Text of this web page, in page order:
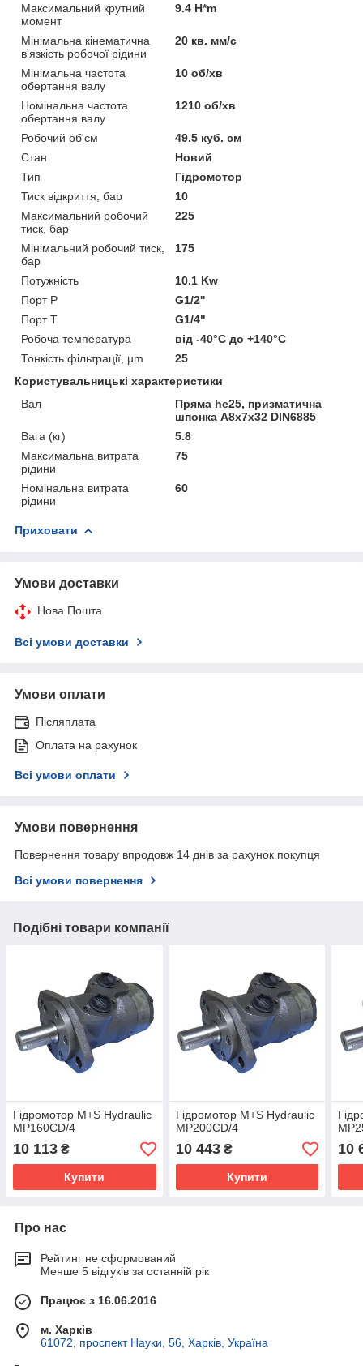
Максимальний крутний
момент
9.4 H*m
Мінімальна кінематична
в'язкість робочої рідини
20 кв. мм/с
Мінімальна частота
обертання валу
10 об/хв
Номінальна частота
обертання валу
1210 об/хв
Робочий об'єм
49.5 куб. см
Стан
Новий
Тип
Гідромотор
Тиск відкриття, бар
10
Максимальний робочий
тиск, бар
225
Мінімальний робочий тиск,
бар
175
Потужність
10.1 Kw
Порт P
G1/2''
Порт T
G1/4"
Робоча температура
від -40°С до +140°С
Тонкість фільтрації, µm
25
Користувальницькі характеристики
Вал
Пряма he25, призматична
шпонка A8x7x32 DIN6885
Вага (кг)
5.8
Максимальна витрата
рідини
75
Номінальна витрата
рідини
60
Приховати
Умови доставки
Нова Пошта
Всі умови доставки
Умови оплати
Післяплата
Оплата на рахунок
Всі умови оплати
Умови повернення
Повернення товару впродовж 14 днів за рахунок покупця
Всі умови повернення
Подібні товари компанії
Гідромотор M+S Hydraulic
MP160CD/4
10 113 ₴
Купити
Гідромотор M+S Hydraulic
MP200CD/4
10 443₴
Купити
10
Про нас
Рейтинг не сформований
Менше 5 відгуків за останній рік
Працює з 16.06.2016
м. Харків
61072, проспект Науки, 56, Харків, Україна